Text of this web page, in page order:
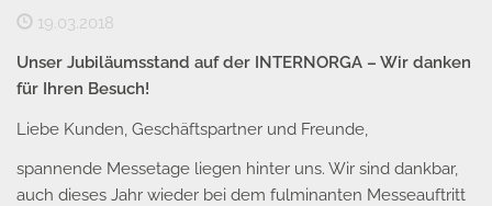
19.03.2018
Unser Jubiläumsstand auf der INTERNORGA – Wir danken
für Ihren Besuch!
Liebe Kunden, Geschäftspartner und Freunde,
spannende Messetage liegen hinter uns. Wir sind dankbar,
auch dieses Jahr wieder bei dem fulminanten Messeauftritt